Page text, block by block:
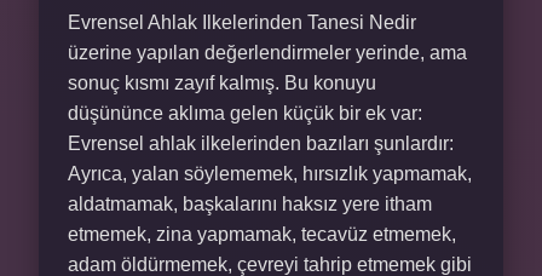
Evrensel Ahlak Ilkelerinden Tanesi Nedir
üzerine yapılan değerlendirmeler yerinde, ama
sonuç kısmı zayıf kalmış. Bu konuyu
düşününce aklıma gelen küçük bir ek var:
Evrensel ahlak ilkelerinden bazıları şunlardır:
Ayrıca, yalan söylememek, hırsızlık yapmamak,
aldatmamak, başkalarını haksız yere itham
etmemek, zina yapmamak, tecavüz etmemek,
adam öldürmemek, çevreyi tahrip etmemek gibi